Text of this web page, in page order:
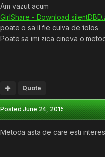
Am vazut acum
GirlShare - Download
poate o sa ii fie cuiva de folos
Poate sa imi zica cineva o
Quote
PostedJune 24, 2015
Metoda asta de care esti